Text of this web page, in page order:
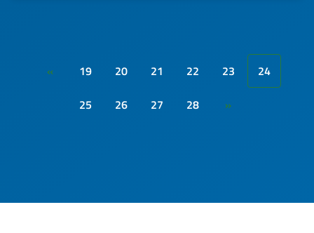
« 19 20 21 22 23
24
25
26 27 28 »